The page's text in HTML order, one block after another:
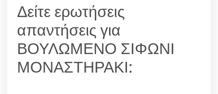
Δείτε ερωτήσεις
απαντήσεις για
ΒΟΥΛΩΜΕΝΟ ΣΙΦΩΝΙ
ΜΟΝΑΣΤΗΡΑΚΙ: